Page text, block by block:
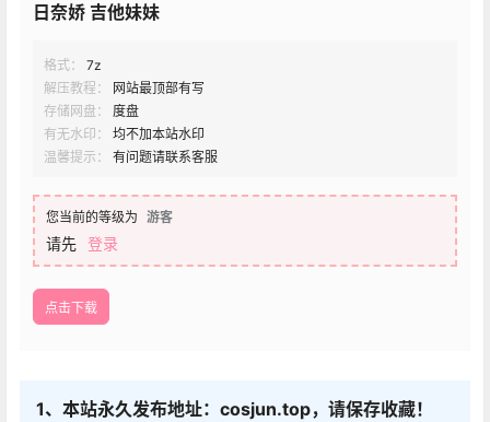
日奈娇 吉他妹妹
格式：
7z
解压教程：
网站最顶部有写
存储网盘：
度盘
有无水印：
均不加本站水印
温馨提示：
有问题请联系客服
您当前的等级为 游客
请先 登录
点击下载
1、本站永久发布地址：cosjun.top，请保存收藏！